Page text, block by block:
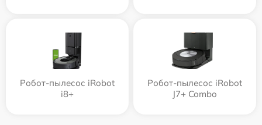
Робот-пылесос iRobot
i8+
Робот-пылесос iRobot
J7+ Combo